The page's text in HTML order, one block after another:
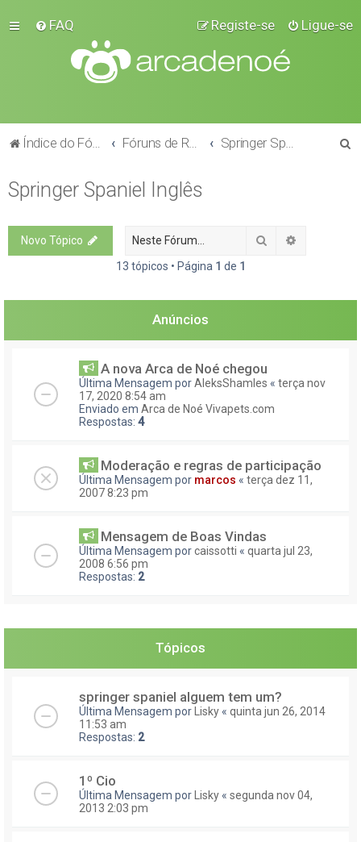
FAQ Ligue-se
Registe-se
Índice do Fórum
a
Springer Spaniel Inglês
Novo Tópico Pesquisar
13 tópicos • Página 1 de 1
Anúncios
A nova Arca de Noé chegou
Última Mensagem porAleksShamles « terça nov
17, 2020 8:54 am
Enviado em Arca de Noé Vivapets.com
Respostas: 4
Moderação e regras de participação
Última Mensagem por marcos « terça dez 11,
2007 8:23 pm
Mensagem de Boas Vindas
Última Mensagem porcaissotti « quarta jul 23,
2008 6:56 pm
Respostas: 2
Tópicos
springer spaniel alguem tem um?
Última Mensagem por Lisky « quinta jun 26, 2014
11:53 am
Respostas: 2
1º Cio
Última Mensagem por Lisky « segunda nov 04,
2013 2:03 pm